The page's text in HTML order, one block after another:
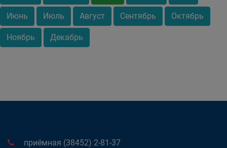
Июнь Июль Август Сентябрь Октябрь
Ноябрь Декабрь
приёмная (38452) 2-81-37